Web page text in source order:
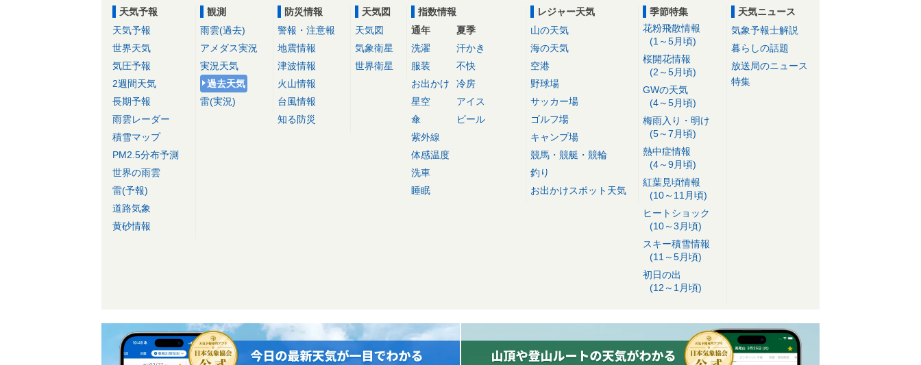
天気予報
天気予報
世界天気
気圧予報
2週間天気
長期予報
雨雲レーダー
積雪マップ
PM2.5分布予測
世界の雨雲
雷(予報)
道路気象
黄砂情報
観測
雨雲(過去)
アメダス実況
実況天気
過去天気
雷(実況)
防災情報
警報・注意報
地震情報
津波情報
火山情報
台風情報
知る防災
天気図
天気図
気象衛星
世界衛星
指数情報
通年
洗濯
服装
お出かけ
星空
傘
紫外線
体感温度
洗車
睡眠
夏季
汗かき
不快
冷房
アイス
ビール
レジャー天気
山の天気
海の天気
空港
野球場
サッカー場
ゴルフ場
キャンプ場
競馬・競艇・競輪
釣り
お出かけスポット天気
季節特集
花粉飛散情報
(1～5月頃)
桜開花情報
(2～5月頃)
GWの天気
(4～5月頃)
梅雨入り・明け
(5～7月頃)
熱中症情報
(4～9月頃)
紅葉見頃情報
(10～11月頃)
ヒートショック
(10～3月頃)
スキー積雪情報
(11～5月頃)
初日の出
(12～1月頃)
天気ニュース
気象予報士解説
暮らしの話題
放送局のニュース
特集